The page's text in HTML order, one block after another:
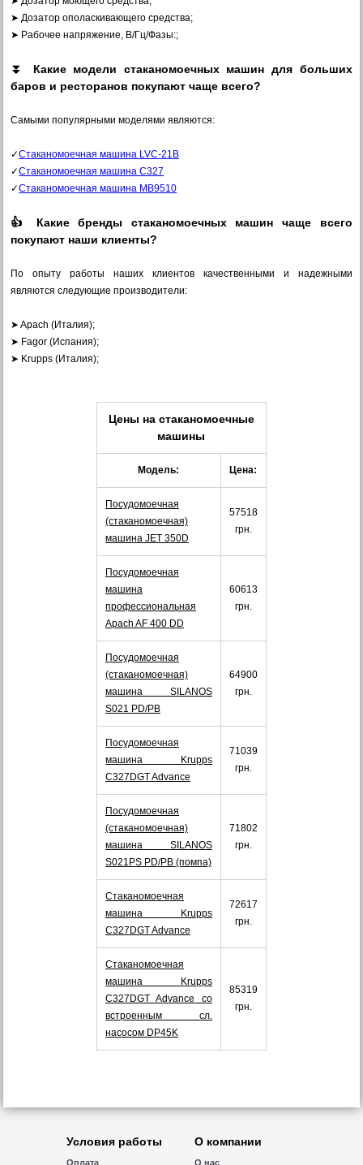
➤ Дозатор ополаскивающего средства;
➤ Рабочее напряжение, В/Гц/Фазы:;
⏬ Какие модели стаканомоечных машин для больших
баров и ресторанов покупают чаще всего?
Самыми популярными моделями являются:
✓Стаканомоечная машина LVC-21В
✓Стаканомоечная машина С327
✓Стаканомоечная машина MB9510
👍 Какие бренды стаканомоечных машин чаще всего
покупают наши клиенты?
По опыту работы наших клиентов качественными и надежными
являются следующие производители:
➤ Apach (Италия);
➤ Fagor (Испания);
➤ Krupps (Италия);
Цены на стаканомоечные
машины
Модель: Цена:
Посудомоечная
(стаканомоечная)
машина JEТ 350D
57518
грн.
Посудомоечная
машина
профессиональная
Apach AF 400 DD
60613
грн.
Посудомоечная
(стаканомоечная)
машина SILANOS
S021 PD/PB
64900
грн.
Посудомоечная
машина Krupps
C327DGT Advance
71039
грн.
Посудомоечная
(стаканомоечная)
машина SILANOS
S021PS PD/PB (помпа)
71802
грн.
Стаканомоечная
машина Krupps
C327DGT Advance
72617
грн.
Стаканомоечная
машина Krupps
C327DGT Advance со
встроенным сл.
насосом DP45K
85319
грн.
Условия работы
Оплата
О компании
О нас